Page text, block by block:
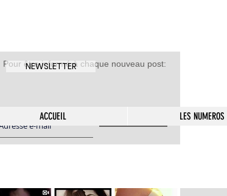
Pour être informé à chaque nouveau post:
ACCUEIL LES NUMEROS
NEWSLETTER